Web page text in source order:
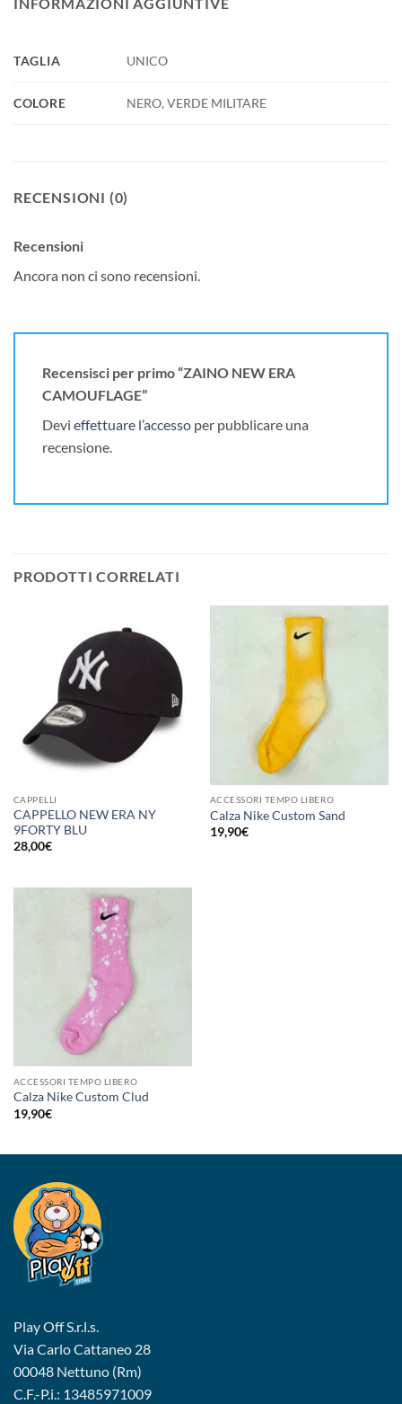
TAGLIA UNICO
COLORE NERO, VERDE MILITARE
RECENSIONI (0)
Recensioni
Ancora non ci sono recensioni.
Recensisci per primo “ZAINO NEW ERA
CAMOUFLAGE”
Devi effettuare l’accesso per pubblicare una
recensione.
PRODOTTI CORRELATI
CAPPELLI
CAPPELLO NEW ERA NY
9FORTY BLU
28,00€
ACCESSORI TEMPO LIBERO
Calza Nike Custom Sand
19,90€
ACCESSORI TEMPO LIBERO
Calza Nike Custom Clud
19,90€
Play Off S.r.l.s.
Via Carlo Cattaneo 28
00048 Nettuno (Rm)
C.F.-P.i.: 13485971009